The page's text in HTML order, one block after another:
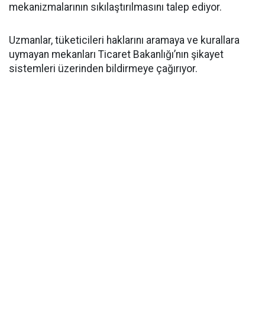
mekanizmalarının sıkılaştırılmasını talep ediyor.
Uzmanlar, tüketicileri haklarını aramaya ve kurallara
uymayan mekanları Ticaret Bakanlığı’nın şikayet
sistemleri üzerinden bildirmeye çağırıyor.